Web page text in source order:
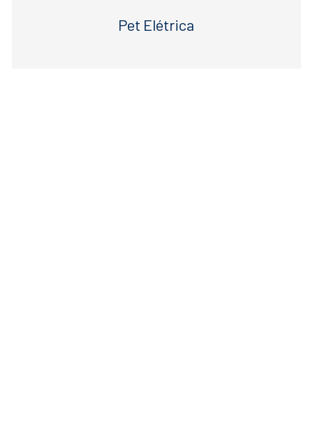
Pet Elétrica